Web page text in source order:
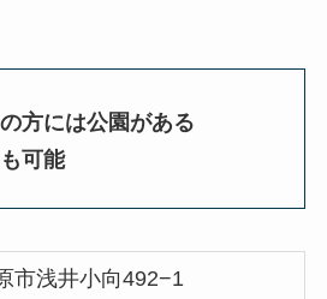
方には公園がある
可能
市浅井小向492−1